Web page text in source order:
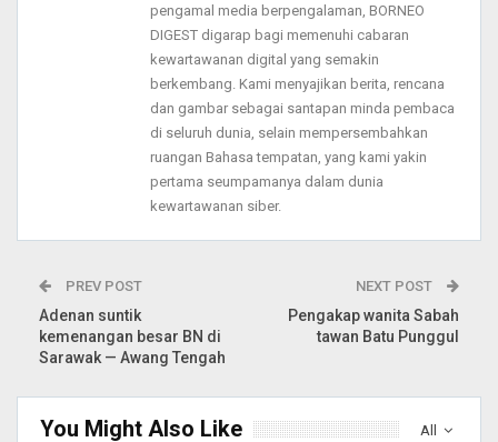
pengamal media berpengalaman, BORNEO
DIGEST digarap bagi memenuhi cabaran
kewartawanan digital yang semakin
berkembang. Kami menyajikan berita, rencana
dan gambar sebagai santapan minda pembaca
di seluruh dunia, selain mempersembahkan
ruangan Bahasa tempatan, yang kami yakin
pertama seumpamanya dalam dunia
kewartawanan siber.
PREV POST
Adenan suntik
kemenangan besar BN di
Sarawak — Awang Tengah
NEXT POST
Pengakap wanita Sabah
tawan Batu Punggul
All
You Might Also Like